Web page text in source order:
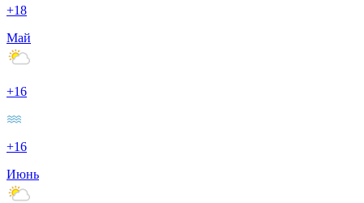
+18
Май
+16
+16
Июнь